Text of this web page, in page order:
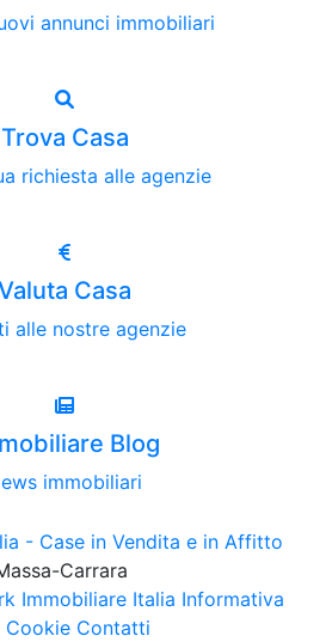
annunci immobiliari
Trova Casa
richiesta alle agenzie
Casa
alle nostre agenzie
Blog
immobiliari
Carrara
Immobiliare Italia Informativa
Cookie Contatti